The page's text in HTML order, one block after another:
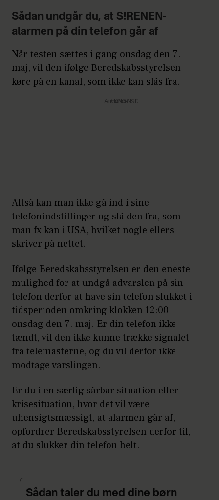
opmærksom, da også ekstra-telefoner
kan udsende alarmtonen, siger
Telefonen vil give en højlydt lyd og
vibrere, når alarmen testes.
opmærksom på, at hvis din telefon er
Så står du i en krisesituation, hvor
det vil være uhensigtsmæssigt, at
alarmen går af,
opfordrer
Beredskabsstyrelsen derfor til,
slukker din telefon helt i
tidsrummet omkring
varslingstesten onsdag den 7. maj
klokken 12:00.
OrganisationenLev Uden Vold
anbefaler, at man følger
Beredskabsstyrelsens opfordring til at
slukke telefonen i tidsrummet
omkring klokken 12.00, hvis man ikke
ønsker at få varslingen. De anbefaler
samtidig, at du er alene, når du
tænder telefonen igen – og for en
sikkerheds skyld holder en finger på
telefonens højtaler.
opmærksom på, at alle der udsættes
Sådan undgår du, at S!RENEN-
alarmen på din telefon går af
Når testen sættes i gang onsdag den 7.
maj, vil den ifølge Beredskabsstyrelsen
køre på en kanal, som ikke kan slås fra.
Annonce
Altså kan man ikke gå ind i sine
telefonindstillinger og slå den fra, som
man fx kan i USA, hvilket nogle ellers
skriver på nettet.
Ifølge Beredskabsstyrelsen er den eneste
mulighed for at undgå advarslen på sin
telefon derfor at have sin telefon slukket i
tidsperioden omkring klokken 12:00
onsdag den 7. maj. Er din telefon ikke
tændt, vil den ikke kunne trække signalet
fra telemasterne, og du vil derfor ikke
modtage varslingen.
Er du i en særlig sårbar situation eller
krisesituation, hvor det vil være
uhensigtsmæssigt, at alarmen går af,
opfordrer Beredskabsstyrelsen derfor til,
at du slukker din telefon helt.
Sådan taler du med dine børn